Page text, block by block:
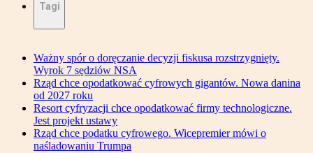
Tagi
Ważny spór o doręczanie decyzji fiskusa rozstrzygnięty.
Wyrok 7 sędziów NSA
Rząd chce opodatkować cyfrowych gigantów. Nowa danina
od 2027 roku
Resort cyfryzacji chce opodatkować firmy technologiczne.
Jest projekt ustawy
Rząd chce podatku cyfrowego. Wicepremier mówi o
naśladowaniu Trumpa